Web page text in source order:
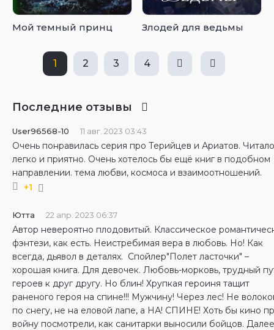
Мой темный принц Злодей для ведьмы
1 2 3 4
Последние отзывы
User96568-10 11 авг. 2023 03:43
Очень понравилась серия про Терийцев и Ариатов.
легко и приятно. Очень хотелось бы ещё книг в подобном
направлении. тема любви, космоса и взаимоотношений.
+1
Ютта 22 апр. 2023 06:37
Автор невероятно плодовитый. Классическое
фэнтези, как есть. Неистребимая вера в любовь. Но! Как
всегда, дьявол в деталях. Спойлер"Полет ласточки" –
хорошая книга. Для девочек. Любовь-морковь, трудный
героев к друг другу. Но блин! Хрупкая героиня тащит
раненого героя на спине!!! Мужчину! Через лес! Не
по снегу, не на еловой лапе, а НА! СПИНЕ! Хоть бы кино
войну посмотрели, как санитарки выносили бойцов.